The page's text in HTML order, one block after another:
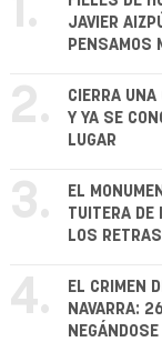
1.
JAVIER
PENSAMOS
2.
CIERRA UNA
Y YA SE
LUGAR
3.
EL
TUITERA DE
LOS
4.
EL CRIMEN
NAVARRA: